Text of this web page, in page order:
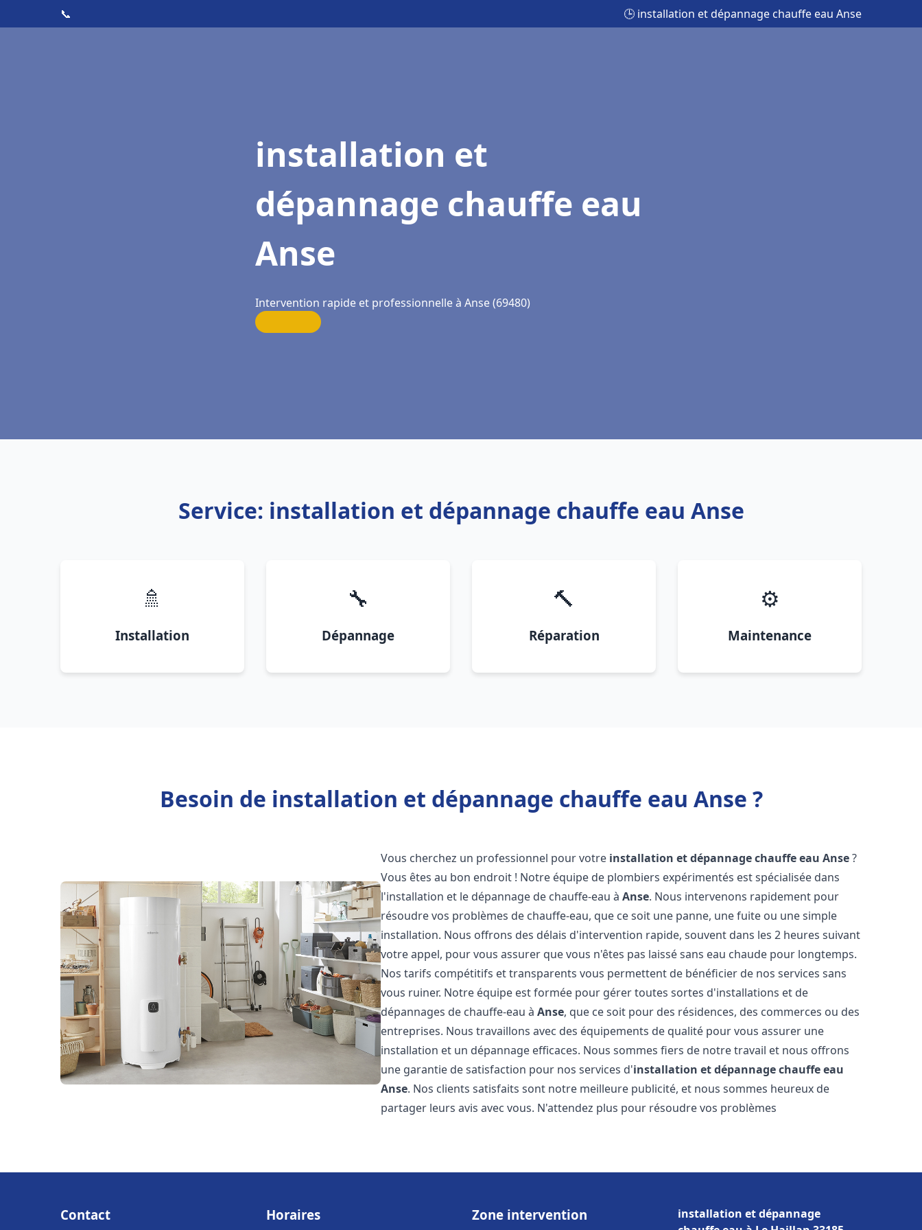
📞 🕒 installation et dépannage chauffe eau Anse
installation et
dépannage chauffe eau
Anse
Intervention rapide et professionnelle à Anse (69480)
Service: installation et dépannage chauffe eau Anse
🚿
Installation
🔧
Dépannage
🔨
Réparation
⚙️
Maintenance
Besoin de installation et dépannage chauffe eau Anse ?
Vous cherchez un professionnel pour votre installation et dépannage chauffe eau Anse?
Vous êtes au bon endroit ! Notre équipe de plombiers expérimentés est spécialisée dans
l'installation et le dépannage de chauffe-eau àAnse. Nous intervenons rapidement pour
résoudre vos problèmes de chauffe-eau, que ce soit une panne, une fuite ou une simple
installation. Nous offrons des délais d'intervention rapide, souvent dans les 2 heures suivant
votre appel, pour vous assurer que vous n'êtes pas laissé sans eau chaude pour longtemps.
Nos tarifs compétitifs et transparents vous permettent de bénéficier de nos services sans
vous ruiner. Notre équipe est formée pour gérer toutes sortes d'installations et de
dépannages de chauffe-eau àAnse, que ce soit pour des résidences, des commerces ou des
entreprises. Nous travaillons avec des équipements de qualité pour vous assurer une
installation et un dépannage efficaces. Nous sommes fiers de notre travail et nous offrons
une garantie de satisfaction pour nos services d'installation et dépannage chauffe eau
Anse. Nos clients satisfaits sont notre meilleure publicité, et nous sommes heureux de
partager leurs avis avec vous. N'attendez plus pour résoudre vos problèmes
Contact Horaires Zone intervention
installation et dépannage